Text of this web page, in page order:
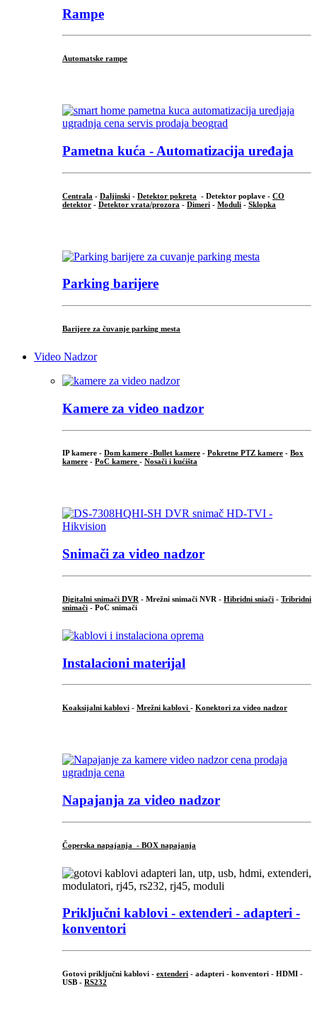
Rampe
Automatske rampe
Pametna kuća - Automatizacija uređaja
Centrala - Daljinski - Detektor pokreta - Detektor poplave - CO
detektor - Detektor vrata/prozora - Dimeri - Moduli - Sklopka
Parking barijere
Barijere za čuvanje parking mesta
Video Nadzor
Kamere za video nadzor
IP kamere - Dom kamere -Bullet kamere - Pokretne PTZ kamere - Box
kamere - PoC kamere - Nosači i kućišta
Snimači za video nadzor
Digitalni snimači DVR - Mrežni snimači NVR - Hibridni sniači - Tribridni
snimači - PoC snimači
Instalacioni materijal
Koaksijalni kablovi - Mrežni kablovi - Konektori za video nadzor
Napajanja za video nadzor
Čoperska napajanja - BOX napajanja
Priključni kablovi - extenderi - adapteri -
konventori
Gotovi priključni kablovi - extenderi - adapteri - konventori - HDMI -
USB - RS232